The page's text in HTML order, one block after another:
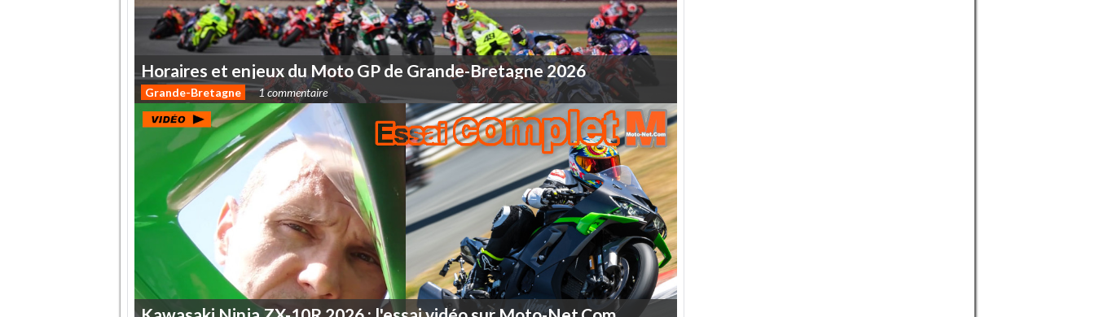
Horaires et enjeux du Moto GP de Grande-Bretagne 2026
Grande-Bretagne 1 commentaire